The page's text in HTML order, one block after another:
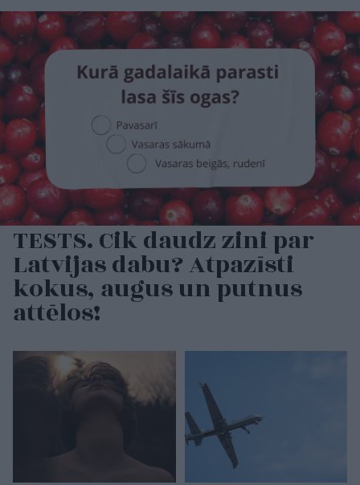
TESTS. Cik daudz zini par
Latvijas dabu? Atpazīsti
kokus, augus un putnus
attēlos!